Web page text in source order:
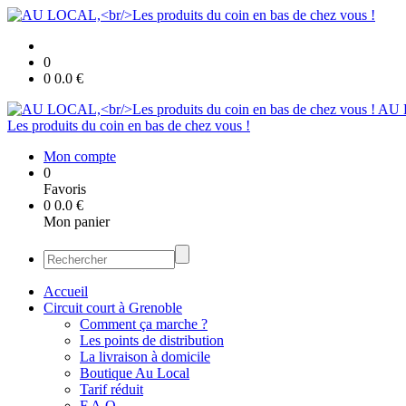
0
0 0.0 €
AU
Les produits du coin en bas de chez vous !
Mon compte
0
Favoris
0 0.0 €
Mon panier
Accueil
Circuit court à Grenoble
Comment ça marche ?
Les points de distribution
La livraison à domicile
Boutique Au Local
Tarif réduit